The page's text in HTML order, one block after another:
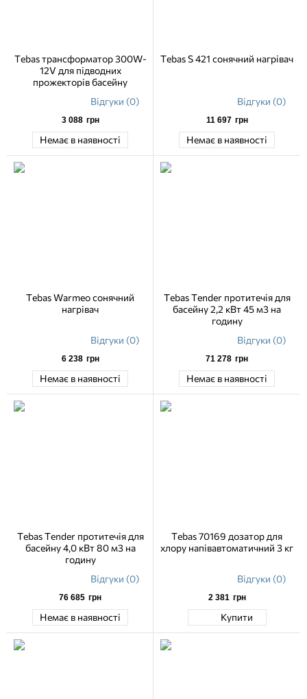
Tebas трансформатор 300W-
12V для підводних
прожекторів басейну
Відгуки (0)
3 088 грн
Немає в наявності
Tebas S 421 сонячний нагрівач
Відгуки (0)
11 697 грн
Немає в наявності
Tebas Warmeo сонячний
нагрівач
Відгуки (0)
6 238 грн
Немає в наявності
Tebas Tender протитечія для
басейну 2,2 кВт 45 м3 на
годину
Відгуки (0)
71 278 грн
Немає в наявності
Tebas Tender протитечія для
басейну 4,0 кВт 80 м3 на
годину
Відгуки (0)
76 685 грн
Немає в наявності
Tebas 70169 дозатор для
хлору напівавтоматичний 3 кг
Відгуки (0)
2 381 грн
Купити